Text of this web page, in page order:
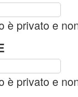
è privato e
è privato e